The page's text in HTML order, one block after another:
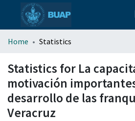
menu.section.about_menu
All of DSpace
Home Statistics
Statistics for La
motivación
desarrollo de las
Veracruz